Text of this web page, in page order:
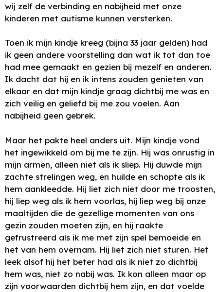
wij zelf de verbinding en nabijheid met onze
kinderen met autisme kunnen versterken.
Toen ik mijn kindje kreeg (bijna 33 jaar gelden) had
ik geen andere voorstelling dan wat ik tot dan toe
had mee gemaakt en gezien bij mezelf en anderen.
Ik dacht dat hij en ik intens zouden genieten van
elkaar en dat mijn kindje graag dichtbij me was en
zich veilig en geliefd bij me zou voelen. Aan
nabijheid geen gebrek.
Maar het pakte heel anders uit. Mijn kindje vond
het ingewikkeld om bij me te zijn. Hij was onrustig in
mijn armen, alleen niet als ik sliep. Hij duwde mijn
zachte strelingen weg, en huilde en schopte als ik
hem aankleedde. Hij liet zich niet door me troosten,
hij liep weg als ik hem voorlas, hij liep weg bij onze
maaltijden die de gezellige momenten van ons
gezin zouden moeten zijn, en hij raakte
gefrustreerd als ik me met zijn spel bemoeide en
het van hem overnam. Hij liet zich niet sturen. Het
leek alsof hij het beter had als ik niet zo dichtbij
hem was, niet zo nabij was. Ik kon alleen maar op
zijn voorwaarden dichtbij hem zijn, en dat voelde